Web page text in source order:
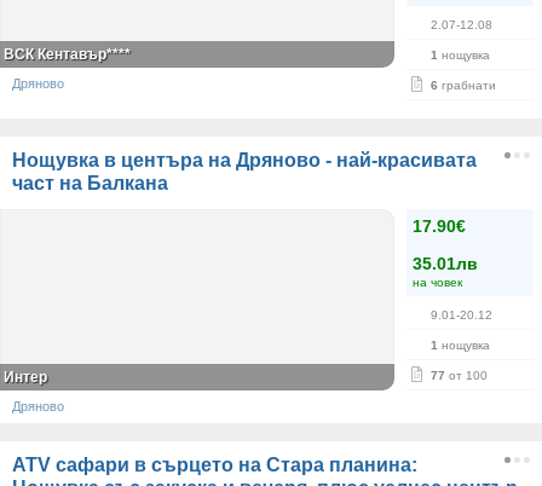
2.07-12.08
1 нощувка
6 грабнати
ВСК Кентавър****
Дряново
Нощувка в центъра на Дряново - най-красивата
част на Балкана
17.90€
35.01лв
на човек
9.01-20.12
1 нощувка
77 от 100
Интер
Дряново
ATV сафари в сърцето на Стара планина: